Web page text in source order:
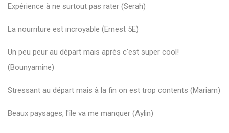
Expérience à ne surtout pas rater (Serah)
La nourriture est incroyable (Ernest 5E)
Un peu peur au départ mais après c'est super cool!
(Bounyamine)
Stressant au départ mais à la fin on est trop contents (Mariam)
Beaux paysages, l'île va me manquer (Aylin)